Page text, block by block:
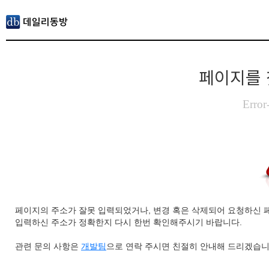
페이지를
페이지의 주소가 잘못 입력되었거나, 변경 혹은 삭제되어 요청하신
입력하신 주소가 정확한지 다시 한번 확인해주시기 바랍니다.
관련 문의 사항은 개발팀 으로 연락 주시면 친절히 안내해 드리겠습